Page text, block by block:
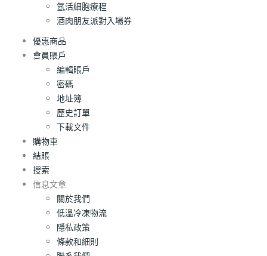
氫活細胞療程
酒肉朋友派對入場券
優惠商品
會員賬戶
編輯賬戶
密碼
地址簿
歷史訂單
下載文件
購物車
結賬
搜索
信息文章
關於我們
低溫冷凍物流
隱私政策
條款和細則